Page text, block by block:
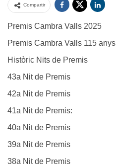
Compartir
Premis Cambra Valls 2025
Premis Cambra Valls 115 anys
Històric Nits de Premis
43a Nit de Premis
42a Nit de Premis
41a Nit de Premis:
40a Nit de Premis
39a Nit de Premis
38a Nit de Premis